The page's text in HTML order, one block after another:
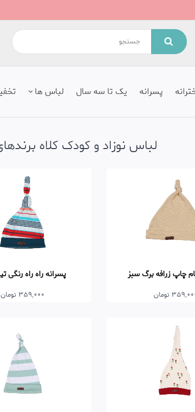
پسرانه یک تا سه سال لباس ها
لباس نوزاد و کودک کلاه
چاپ زرافه برگ سبز
تومان
پسرانه راه راه رنگی
359,000 تومان